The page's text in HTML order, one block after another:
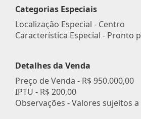
Categorias Especiais
Localização Especial - Centro
Característica Especial - Pronto
Detalhes da Venda
Preço de Venda - R$ 950.000,00
IPTU - R$ 200,00
Observações - Valores sujeitos